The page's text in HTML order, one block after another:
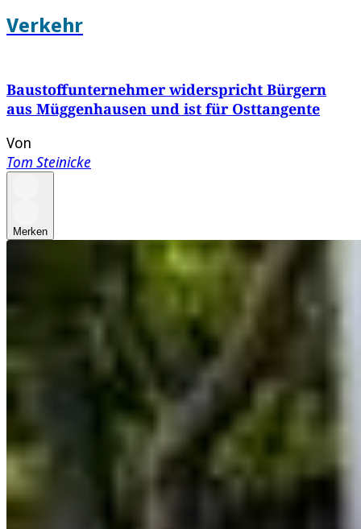
Verkehr
Baustoffunternehmer widerspricht Bürgern
aus Müggenhausen und ist für Osttangente
Von
Tom Steinicke
Merken